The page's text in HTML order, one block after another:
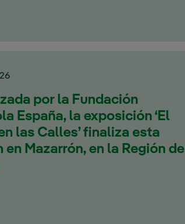
por la Fundación
España, la exposición ‘El
las Calles’ finaliza esta
en Mazarrón, en la Región de